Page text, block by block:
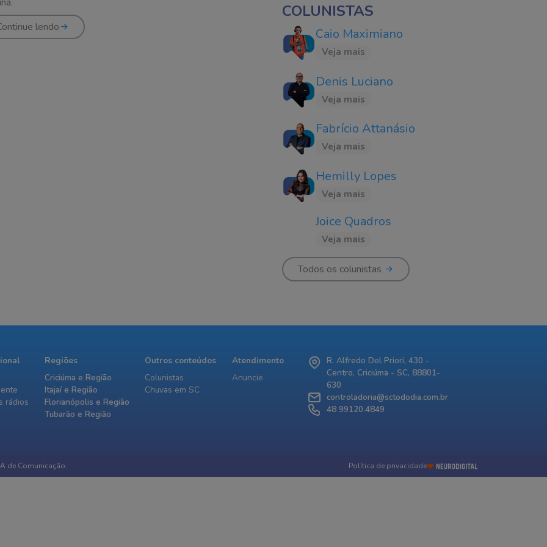
lendo
COLUNISTAS
Caio Maximiano
Veja mais
Denis Luciano
Veja mais
Fabrício Attanásio
Veja mais
Hemilly Lopes
Veja mais
Joice Quadros
Veja mais
Todos os colunistas
rádios
Regiões
Criciúma e Região
Itajaí e Região
Florianópolis e Região
Tubarão e Região
Outros conteúdos
Colunistas
Chuvas em SC
Atendimento
Anuncie
R. Alfredo Del Priori, 430 -
Centro, Criciúma - SC, 88801-
630
controladoria@sctododia.com.br
48 99120.4849
de Comunicação. Política de privacidade